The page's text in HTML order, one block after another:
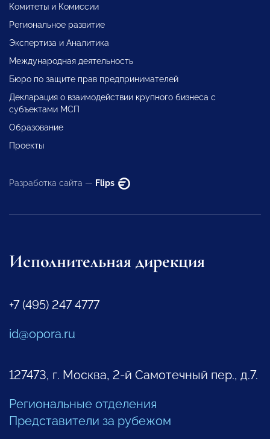
Комитеты и Комиссии
Региональное развитие
Экспертиза и Аналитика
Международная деятельность
Бюро по защите прав предпринимателей
Декларация о взаимодействии крупного бизнеса с
субъектами МСП
Образование
Проекты
Разработка сайта — Flips
Исполнительная дирекция
+7 (495) 247 4777
id@opora.ru
127473, г. Москва, 2-й Самотечный пер., д.7.
Региональные отделения
Представители за рубежом